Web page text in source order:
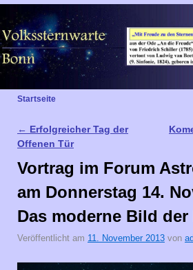
Startseite
Artikelnavigation
← Erfolgreicher Tag der
Offenen Tür
Vortrag im Forum
am Donnerstag 14.
Das moderne Bild der
Veröffentlicht am 11. November 2013 von